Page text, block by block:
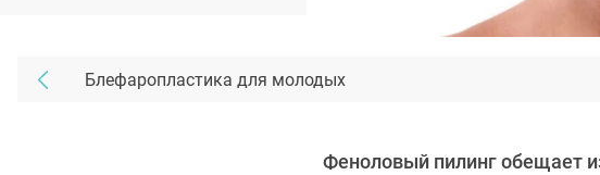
Блефаропластика для молодых
Феноловый пилинг обещает